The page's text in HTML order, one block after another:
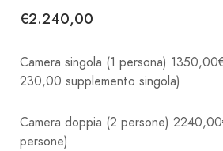
€2.240,00
Camera singola (1 persona)
230,00 supplemento singola)
Camera doppia (2 persone)
persone)